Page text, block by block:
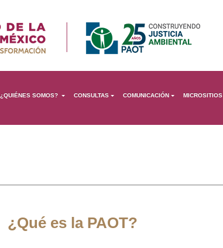
¿QUIÉNES SOMOS? CONSULTAS COMUNICACIÓN MICROSITIOS
¿Qué es la PAOT?